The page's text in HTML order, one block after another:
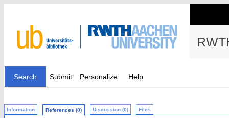
Search Submit Personalize Help
Information References (0) Discussion (0) Files